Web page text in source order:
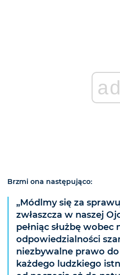
ad
Brzmi ona następująco:
„Módlmy się za
zwłaszcza w naszej
pełniąc służbę
odpowiedzialności
niezbywalne prawo
każdego ludzkiego